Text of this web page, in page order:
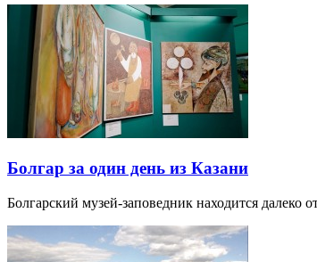
Болгар за один день из Казани
Болгарский музей-заповедник находится далеко